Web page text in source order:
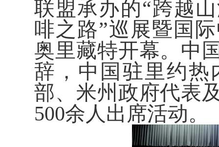
联盟承办的“跨越
啡之路”巡展暨国
奥里藏特开幕。中
辞，中国驻里约热
部、米州政府代表
500余人出席活动。